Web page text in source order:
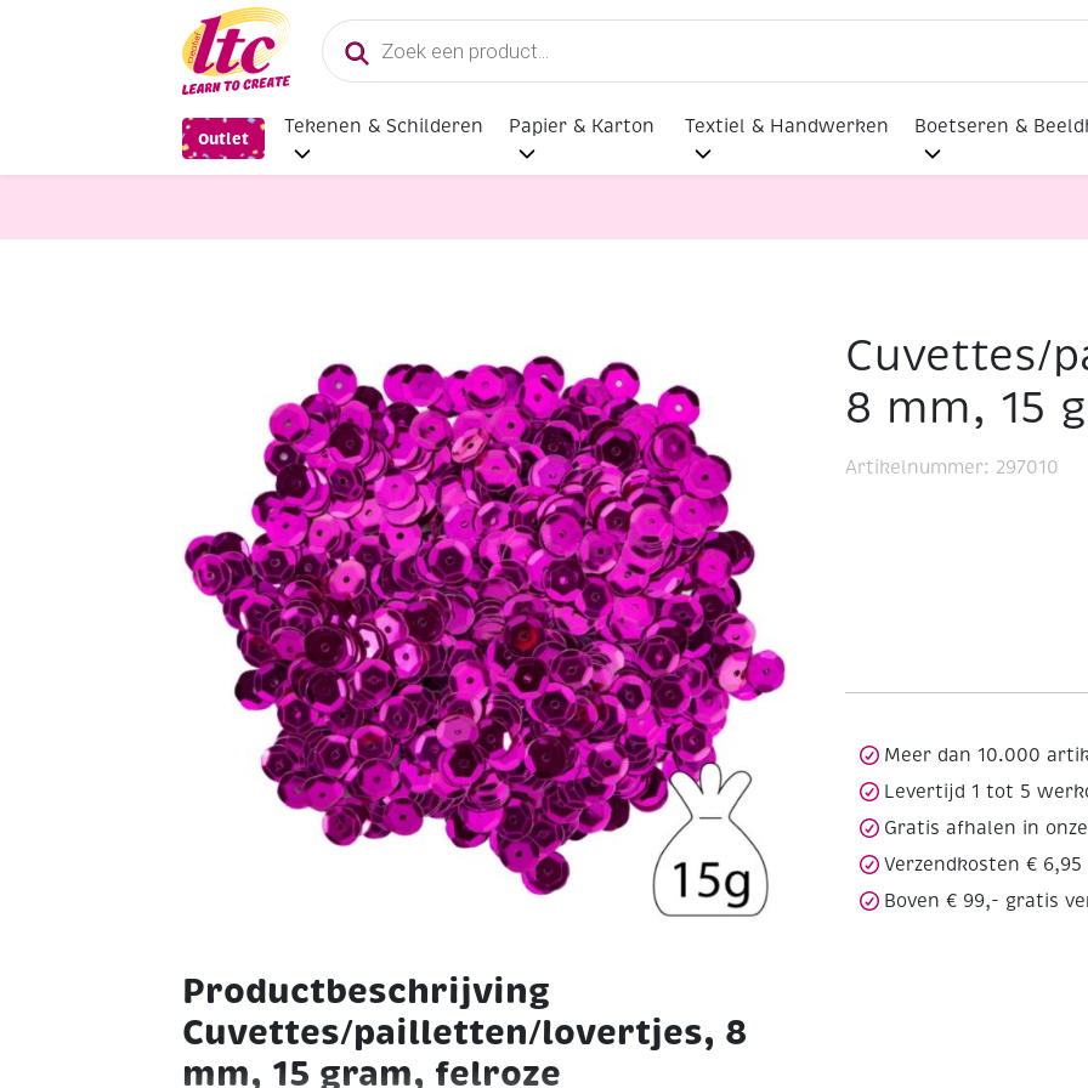
Producten
zoeken
Outlet
Tekenen & Schilderen Papier & Karton Textiel & Handwerken Boetseren &
Diverse Hobbymaterialen en Knutselmaterialen Cuvettes/pailletten/lovertjes, 8 mm, 15
Productbeschrijving
Cuvettes/pailletten/lovertjes, 8
mm, 15 gram, felroze
Cuvettes/
8 mm, 15
Artikelnummer: 297010
Meer dan 10.000
Levertijd 1 tot 5
Gratis afhalen in
Verzendkosten € 6,95
Boven € 99,- gratis